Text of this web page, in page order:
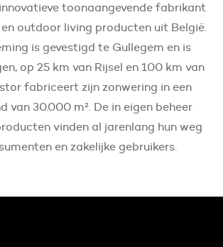
toonaangevende fabrikant
outdoor living producten uit België.
is gevestigd te Gullegem en is
op 25 km van Rijsel en 100 km van
fabriceert zijn zonwering in een
van 30.000 m². De in eigen beheer
vinden al jarenlang hun weg
en zakelijke gebruikers.